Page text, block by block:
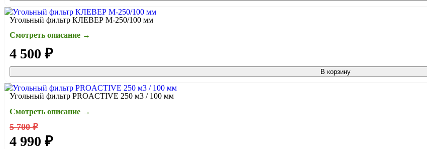
Угольный фильтр КЛЕВЕР М-250/100 мм
Смотреть описание →
4 500 ₽
В корзину
Угольный фильтр PROACTIVE 250 м3 / 100 мм
Смотреть описание →
5 700 ₽
4 990 ₽